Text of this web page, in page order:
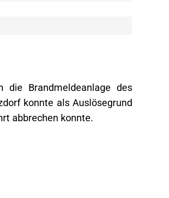
Brandmeldeanlage des
konnte als Auslösegrund
abbrechen konnte.